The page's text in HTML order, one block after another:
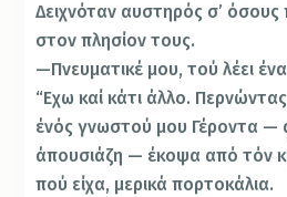
Δειχνόταν αυστηρός σ’ όσους
στον πλησίον τους.
—Πνευματικέ μου, τού λέει
“Εχω καί κάτι άλλο.
ένός γνωστού μου Γέροντα —
άπουσιάζη — έκοψα από τόν
πού είχα, μερικά πορ­τοκάλια.